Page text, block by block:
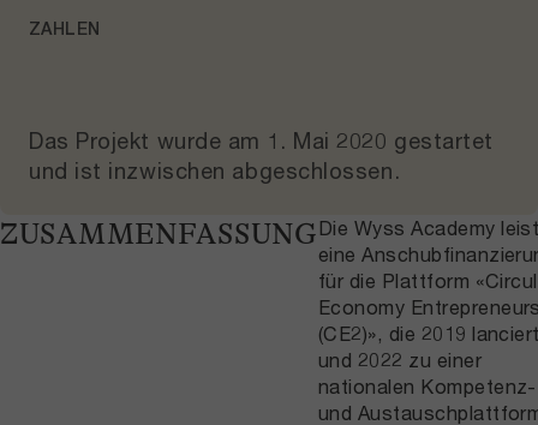
ZAHLEN
Das Projekt wurde am 1. Mai 2020 gestartet
und ist inzwischen abgeschlossen.
ZUSAMMENFASSUNG Die Wyss Academy
eine
für die Plattform
Economy
(CE2)», die 2019
und 2022 zu einer
nationalen Kompetenz-
und